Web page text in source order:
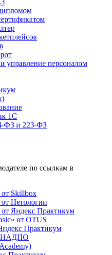
управление персоналом
1С
и 223‑ФЗ
по ссылкам в
Skillbox
Нетологии
Яндекс Практикум
от OTUS
Практикум
НАДПО